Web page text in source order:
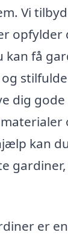
Vi
opfylder
kan få
dig
kan
er